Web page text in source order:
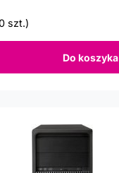
szt.)
Do koszyka